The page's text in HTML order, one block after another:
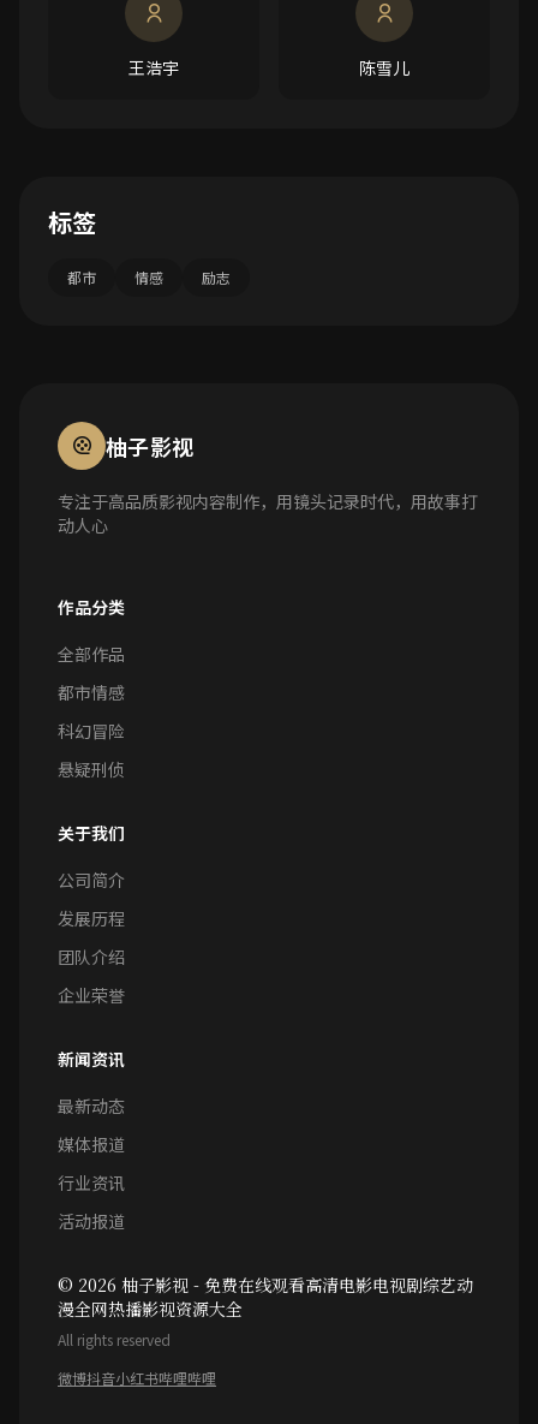
王浩宇 陈雪儿
标签
都市 情感 励志
柚子影视
专注于高品质影视内容制作，用镜头记录时代，用故事打
动人心
作品分类
全部作品
都市情感
科幻冒险
悬疑刑侦
关于我们
公司简介
发展历程
团队介绍
企业荣誉
新闻资讯
最新动态
媒体报道
行业资讯
活动报道
© 2026 柚子影视 - 免费在线观看高清电影电视剧综艺动
漫全网热播影视资源大全
All rights reserved
微博抖音小红书哔哩哔哩